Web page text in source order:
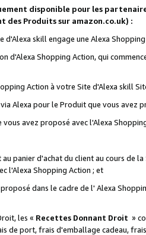
disponible pour les
des Produits sur amazon.co.uk) :
skill engage une Alexa
d'Alexa Shopping Action, qui
Action à votre Site d'Alexa skill
Alexa pour le Produit que vous avez
avez proposé avec l'Alexa
panier d'achat du client au cours de
l'Alexa Shopping Action ; et
dans le cadre de l' Alexa
les « Recettes Donnant Droit »
de port, frais d'emballage cadeau,